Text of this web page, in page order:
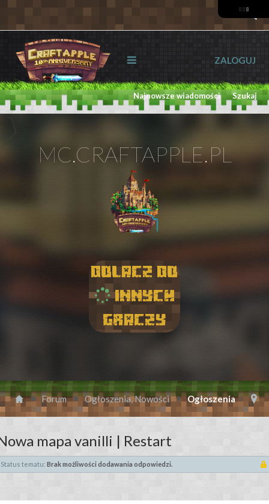
Szukaj
Najnowsze wiadomości
ZALOGUJ
MC.CRAFTAPPLE.PL
Dolacz do
innych
graczy
Forum Ogłoszenia, Nowości Ogłoszenia
mapa vanilli | Restart
Status tematu: Brak możliwości dodawania odpowiedzi.